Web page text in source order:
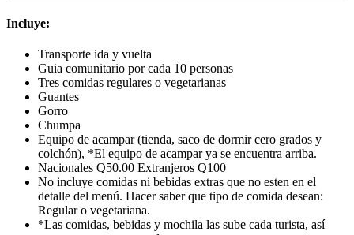
Incluye:
Transporte ida y vuelta
Guia comunitario por cada 10 personas
Tres comidas regulares o vegetarianas
Guantes
Gorro
Chumpa
Equipo de acampar (tienda, saco de dormir cero grados y
colchón), *El equipo de acampar ya se encuentra arriba.
Nacionales Q50.00 Extranjeros Q100
No incluye comidas ni bebidas extras que no esten en el
detalle del menú. Hacer saber que tipo de comida desean:
Regular o vegetariana.
*Las comidas, bebidas y mochila las sube cada turista, así